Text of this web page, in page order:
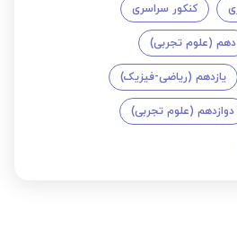
کنکور سراسری
دهم (علوم تجربی)
یازدهم (ریاضی-فیزیک)
دوازدهم (علوم تجربی)